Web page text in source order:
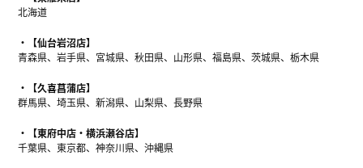
北海道
【仙台岩沼店】
青森県、岩手県、宮城県、秋田県、山形県、福島県、茨城県、栃木県
【久喜菖蒲店】
群馬県、埼玉県、新潟県、山梨県、長野県
【東府中店・横浜瀬谷店】
千葉県、東京都、神奈川県、沖縄県